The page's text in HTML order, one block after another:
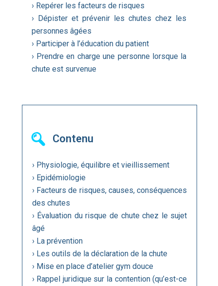
› Repérer les facteurs de risques
› Dépister et prévenir les chutes chez les
personnes âgées
› Participer à l’éducation du patient
› Prendre en charge une personne lorsque la
chute est survenue
Contenu
› Physiologie, équilibre et vieillissement
› Epidémiologie
› Facteurs de risques, causes, conséquences
des chutes
› Évaluation du risque de chute chez le sujet
âgé
› La prévention
› Les outils de la déclaration de la chute
› Mise en place d’atelier gym douce
› Rappel juridique sur la contention (qu’est-ce